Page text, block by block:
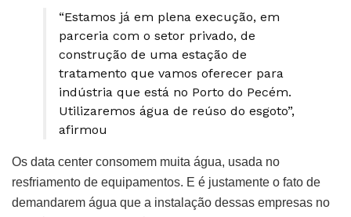
“Estamos já em plena execução, em
parceria com o setor privado, de
construção de uma estação de
tratamento que vamos oferecer para
indústria que está no Porto do Pecém.
Utilizaremos água de reúso do esgoto”,
afirmou
Os data center consomem muita água, usada no
resfriamento de equipamentos. E é justamente o fato de
demandarem água que a instalação dessas empresas no